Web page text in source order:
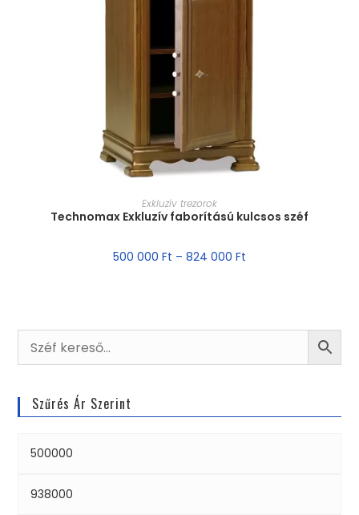
MÉRET VÁLASZTÁSA
Exkluzív trezorok
Technomax Exkluzív faborítású kulcsos széf
500 000 Ft – 824 000 Ft
Szűrés Ár Szerint